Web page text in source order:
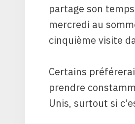
partage son
mercredi au
cinquième visite
Certains
prendre
Unis, surtout si